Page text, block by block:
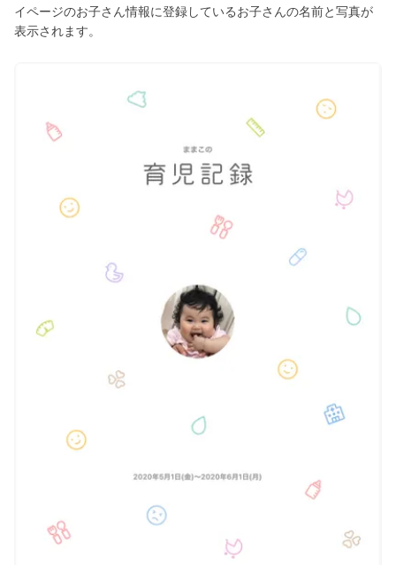
イページのお子さん情報に登録しているお子さんの名前と写真が
表示されます。